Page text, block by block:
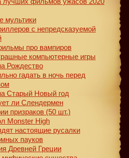
мультики
с непредсказуемой
про вампиров
компьютерные игры
Рождество
гадать в ночь перед
Старый Новый год
ли Слендермен
призраков (50 шт.)
Monster High
настоящие русалки
пауков
Древней Греции